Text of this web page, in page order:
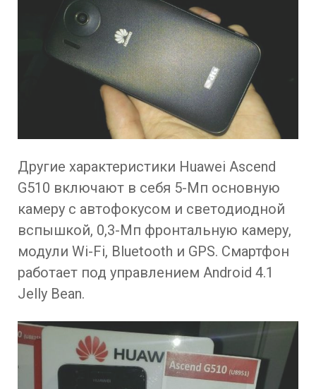
Другие характеристики Huawei Ascend
G510 включают в себя 5-Мп основную
камеру с автофокусом и светодиодной
вспышкой, 0,3-Мп фронтальную камеру,
модули Wi-Fi, Bluetooth и GPS. Смартфон
работает под управлением Android 4.1
Jelly Bean.